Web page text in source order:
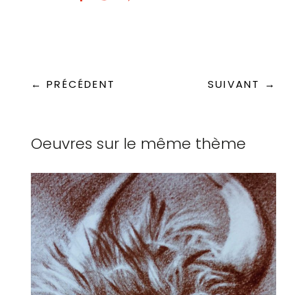
← PRÉCÉDENT SUIVANT →
Oeuvres sur le même thème